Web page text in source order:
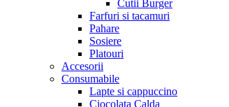
Cutii Burger
Farfuri si tacamuri
Pahare
Sosiere
Platouri
Accesorii
Consumabile
Lapte si cappuccino
Ciocolata Calda